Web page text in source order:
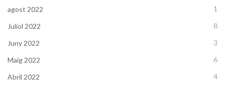
agost 2022 1
Juliol 2022 8
Juny 2022 3
Maig 2022 6
Abril 2022 4